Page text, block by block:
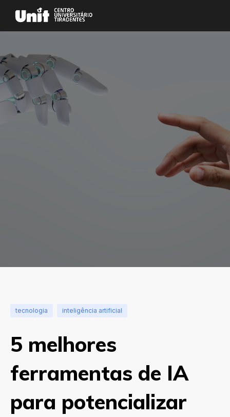
tecnologia inteligência artificial
5 melhores
ferramentas de IA
para potencializar